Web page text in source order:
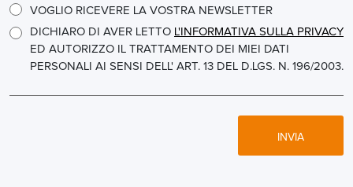
VOGLIO RICEVERE LA VOSTRA NEWSLETTER
DICHIARO DI AVER LETTO L'INFORMATIVA SULLA PRIVACY
ED AUTORIZZO IL TRATTAMENTO DEI MIEI DATI
PERSONALI AI SENSI DELL' ART. 13 DEL D.LGS. N. 196/2003.
INVIA